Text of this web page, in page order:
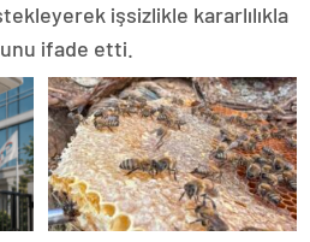
işsizlikle kararlılıkla
ifade etti.